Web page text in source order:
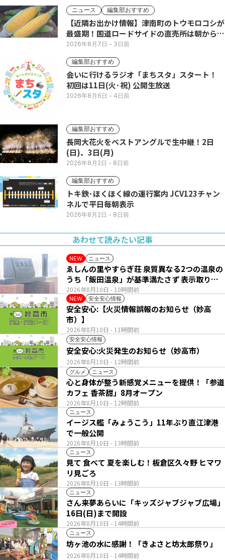
ニュース 編集部おすすめ
【近隣お出かけ情報】津南町のトウモロコシが
最盛期！国道ロードサイドの直売所は朝から長
い列
2026年8月7日 - 3日前
編集部おすすめ
会いに行けるラジオ「まちスタ」スタート！
初回は11日(火･祝) 公開生放送
2026年8月6日 - 4日前
編集部おすすめ
長岡大花火をベストアングルで生中継！2日
(日)、3日(月)
2026年8月2日 - 8日前
編集部おすすめ
トキ鉄･ほくほく線の運行案内 JCV123チャン
ネルで平日毎朝表示
2026年8月2日 - 8日前
あわせて読みたい記事
NEW ニュース
2026年8月10日 - 10時間前
ゑしんの里やすらぎ荘 泉質異なる2つの温泉の
うち「飯田温泉」が基準満たさず 表示取りや
め
NEW 安全安心情報
2026年8月10日 - 11時間前
安全安心:【火災情報誤報のお知らせ（妙高
市）】
安全安心情報
2026年8月10日 - 12時間前
安全安心:火災発生のお知らせ（妙高市）
グルメ ニュース
2026年8月10日 - 12時間前
心と身体が整う新感覚メニューを提供！「参道
カフェ 香茶甜」8月オープン
ニュース
2026年8月10日 - 13時間前
イージス艦「みょうこう」11年ぶり直江津港
で一般公開
ニュース
2026年8月10日 - 13時間前
見て 食べて 夏を楽しむ！板倉区久々野 ヒマワ
リ見ごろ
ニュース
2026年8月10日 - 14時間前
さん来夢あらいに「キッズジャブジャブ広場」
16日(日)まで開設
ニュース
2026年8月10日 - 14時間前
坊ヶ池の水に感謝！「きよさと坊太郎祭り」